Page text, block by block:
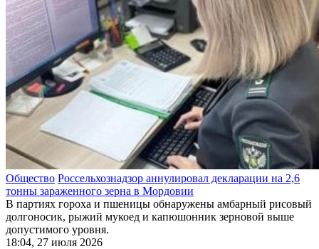
Общество Россельхознадзор аннулировал декларации на 2,6
тонны зараженного зерна в Мордовии
В партиях гороха и пшеницы обнаружены амбарный рисовый
долгоносик, рыжий мукоед и капюшонник зерновой выше
допустимого уровня.
18:04, 27 июля 2026